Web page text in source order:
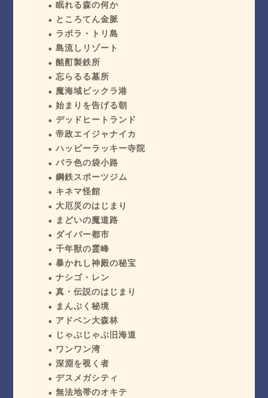
眠れる森の何か
ところてん金脈
ラボラ・トリ島
島流しリゾート
酩酊製鉄所
忘らるる墓所
魔海域ビックラ港
始まりを告げる朝
デッドヒートランド
帝政エイジャナイカ
ハッピーラッキー寺院
バラ色の袋小路
鋼鉄スポーツジム
キネマ怪館
大厄災のはじまり
まどいの魔道路
ダイバー都市
千年獣の霊峰
暴かれし神殿の秘宝
ナシゴ・レン
真・伝説のはじまり
まんぷく秘境
アドベン大森林
じゃぶじゃぶ旧海道
ワンワン湾
深淵を覗く者
デスメガシティ
無法地帯のオキテ